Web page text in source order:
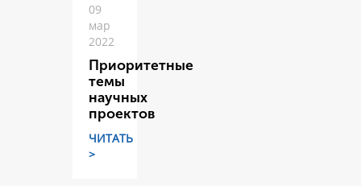
09
мар
2022
Приоритетные
темы
научных
проектов
ЧИТАТЬ
>